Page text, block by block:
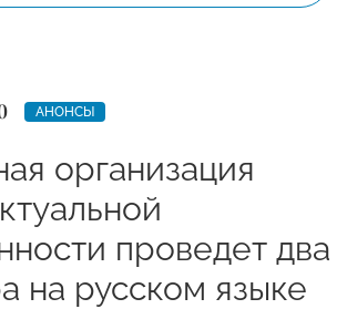
АНОНСЫ
организация
проведет два
на русском языке